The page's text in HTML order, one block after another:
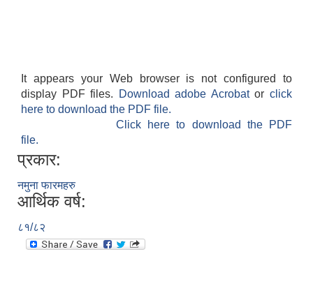
It appears your Web browser is not configured to
display PDF files.
Download adobe Acrobatorclick
here to download the PDF file.
Click here to download the PDF
file.
प्रकार:
नमुना फारमहरु
आर्थिक वर्ष:
८१/८२